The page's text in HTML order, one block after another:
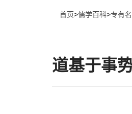
首页>儒学百科>专有
道基于事